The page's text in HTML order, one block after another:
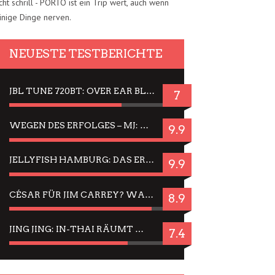
schrill - PORTO ist ein Trip wert, auch wenn
Dinge nerven.
NEUESTE TESTBERICHTE
JBL TUNE 720BT: OVER EAR BLUETOOTH KOPFHÖRER UM DIE 50,-€ IM DAUER-TEST 7
WEGEN DES ERFOLGES – MJ: MICHAEL JACKSON MUSICAL IN EINER MATINEE SEHEN 9.9
JELLYFISH HAMBURG: DAS ERFOLGREICHE SOMMER-MENÜ 2025 IN GEFÜHLEN UND BILDERN 9.9
CÉSAR FÜR JIM CARREY? WARUM DAS EINER DER NERVIGSTEN ACTORS IST UND BLEIBT 8.9
JING JING: IN-THAI RÄUMT WIEDER TITEL AB – EIN ZWEI-STUNDEN-ERLEBNISBERICHT 7.4